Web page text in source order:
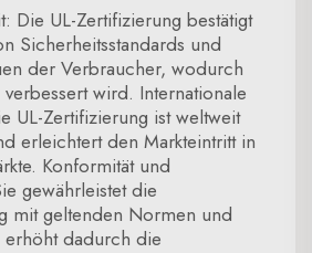
Die UL-Zertifizierung bestätigt
Sicherheitsstandards und
der Verbraucher, wodurch
wird. Internationale
UL-Zertifizierung ist weltweit
erleichtert den Markteintritt in
Konformität und
gewährleistet die
mit geltenden Normen und
dadurch die